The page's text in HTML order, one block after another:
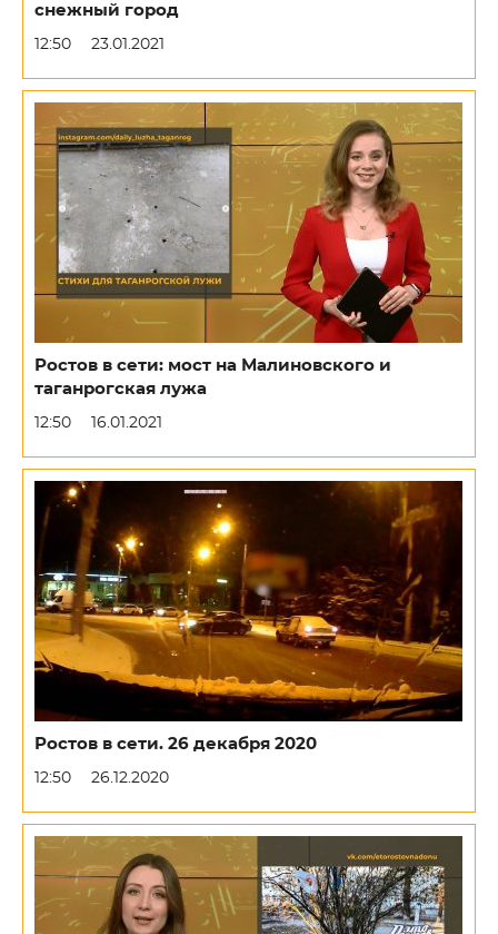
снежный город
12:50 23.01.2021
Ростов в сети: мост на Малиновского и
таганрогская лужа
12:50 16.01.2021
Ростов в сети. 26 декабря 2020
12:50 26.12.2020